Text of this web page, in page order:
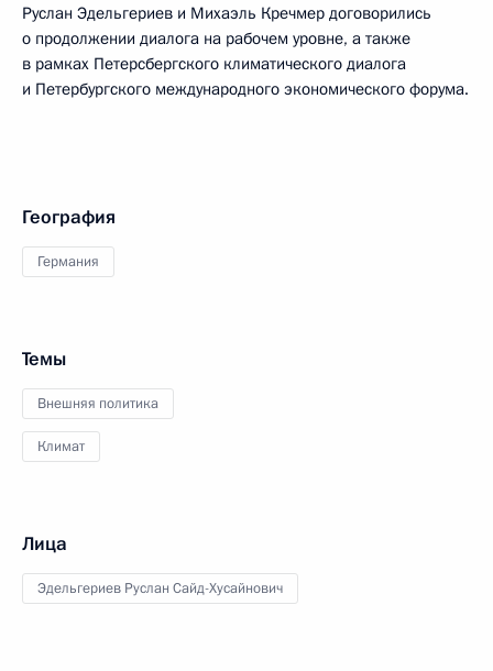
Руслан Эдельгериев и Михаэль Кречмер договорились
о продолжении диалога на рабочем уровне, а также
в рамках Петерсбергского климатического диалога
и Петербургского международного экономического форума.
География
Германия
Темы
Внешняя политика
Климат
Лица
Эдельгериев Руслан Сайд-Хусайнович